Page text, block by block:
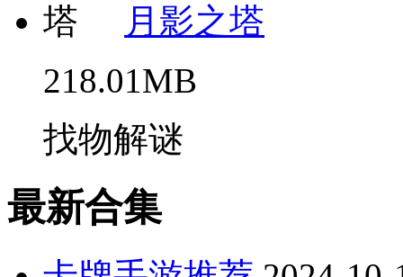
月影之塔
218.01MB
找物解谜
最新合集